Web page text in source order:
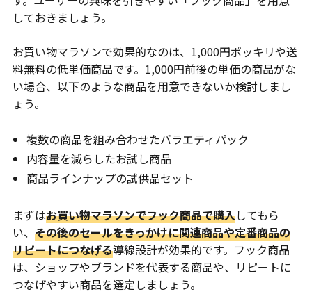
しておきましょう。
お買い物マラソンで効果的なのは、1,000円ポッキリや送
料無料の低単価商品です。1,000円前後の単価の商品がな
い場合、以下のような商品を用意できないか検討しまし
ょう。
複数の商品を組み合わせたバラエティパック
内容量を減らしたお試し商品
商品ラインナップの試供品セット
まずはお買い物マラソンでフック商品で購入してもら
い、その後のセールをきっかけに関連商品や定番商品の
リピートにつなげる導線設計が効果的です。フック商品
は、ショップやブランドを代表する商品や、リピートに
つなげやすい商品を選定しましょう。